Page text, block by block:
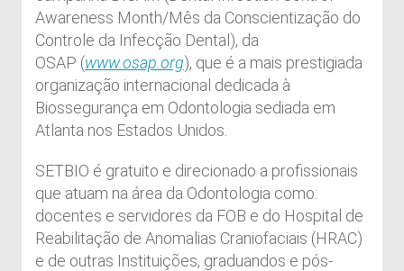
Awareness Month/Mês da Conscientização do
Controle da Infecção Dental), da
OSAP (www.osap.org), que é a mais prestigiada
organização internacional dedicada à
Biossegurança em Odontologia sediada em
Atlanta nos Estados Unidos.
SETBIO é gratuito e direcionado a profissionais
que atuam na área da Odontologia como:
docentes e servidores da FOB e do Hospital de
Reabilitação de Anomalias Craniofaciais (HRAC)
e de outras Instituições, graduandos e pós-